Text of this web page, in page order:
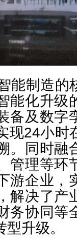
能制造的
能化升级
备及数字
现24小时
。同时融
管理等环
游企业，
解决了产
务协同等
升级。